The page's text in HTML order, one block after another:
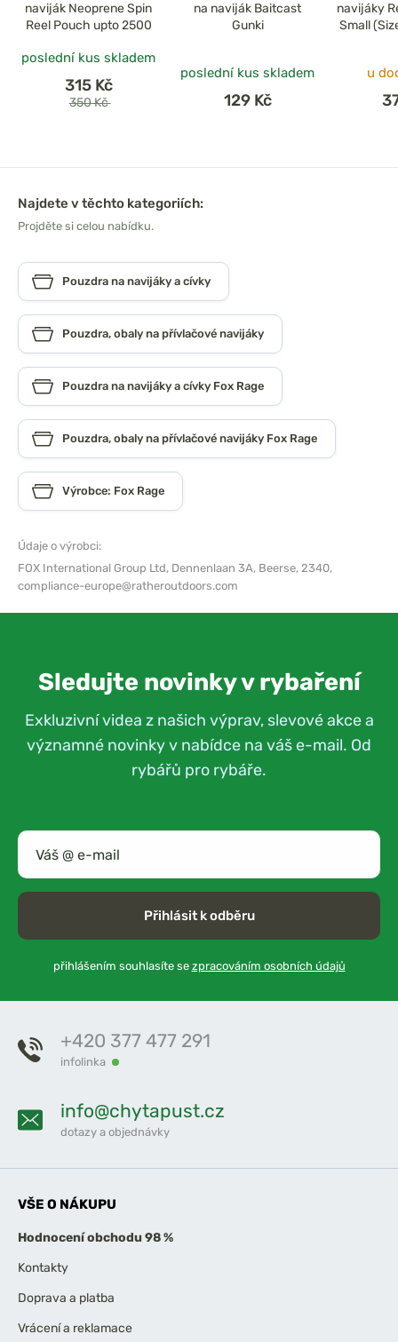
naviják Neoprene Spin
Reel Pouch upto 2500
poslední kus skladem
315 Kč
350 Kč
na naviják Baitcast
Gunki
poslední kus skladem
129 Kč
navijáky
Small
u
Najdete v těchto kategoriích:
Projděte si celou nabídku.
Pouzdra na navijáky a cívky
Pouzdra, obaly na přívlačové navijáky
Pouzdra na navijáky a cívky Fox Rage
Pouzdra, obaly na přívlačové navijáky Fox Rage
Výrobce: Fox Rage
Údaje o výrobci:
FOX International Group Ltd, Dennenlaan 3A, Beerse, 2340,
compliance-europe@ratheroutdoors.com
Sledujte novinky v rybaření
Exkluzivní videa z našich výprav, slevové akce a
významné novinky v nabídce na váš e-mail. Od
rybářů pro rybáře.
Přihlásit k odběru
přihlášením souhlasíte se zpracováním osobních údajů
+420 377 477 291
infolinka
info@chytapust.cz
dotazy a objednávky
VŠE O NÁKUPU
Hodnocení obchodu 98 %
Kontakty
Doprava a platba
Vrácení a reklamace